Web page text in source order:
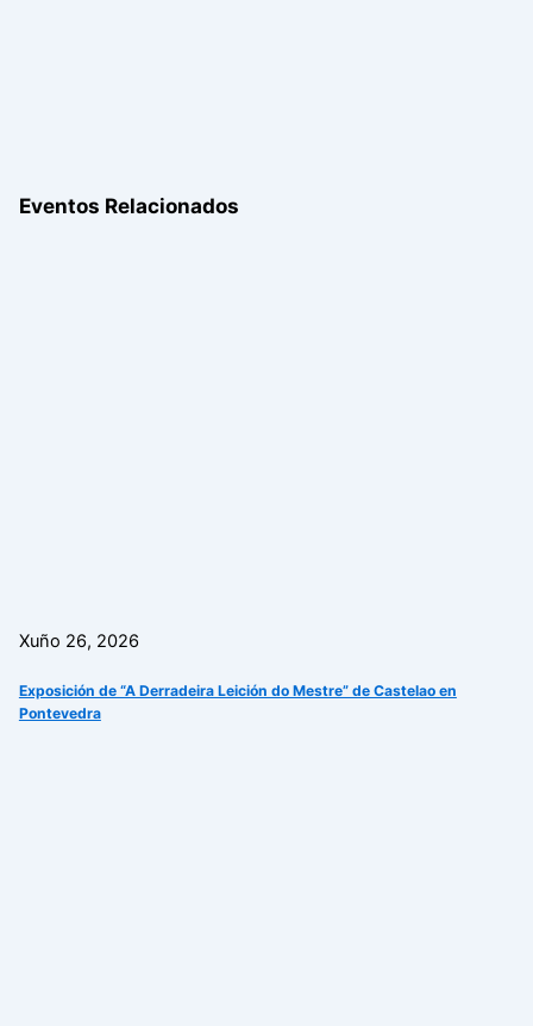
Eventos Relacionados
Xuño 26, 2026
Exposición de “A Derradeira Leición do Mestre” de Castelao en
Pontevedra